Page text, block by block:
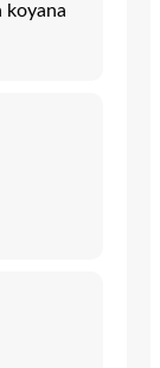
koyana